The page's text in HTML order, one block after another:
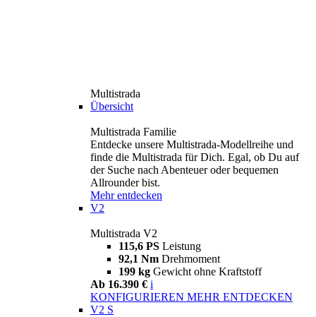
Multistrada
Übersicht
Multistrada Familie
Entdecke unsere Multistrada-Modellreihe und
finde die Multistrada für Dich. Egal, ob Du auf
der Suche nach Abenteuer oder bequemen
Allrounder bist.
Mehr entdecken
V2
Multistrada V2
115,6 PS Leistung
92,1 Nm Drehmoment
199 kg Gewicht ohne Kraftstoff
Ab 16.390 € i
KONFIGURIEREN MEHR ENTDECKEN
V2 S